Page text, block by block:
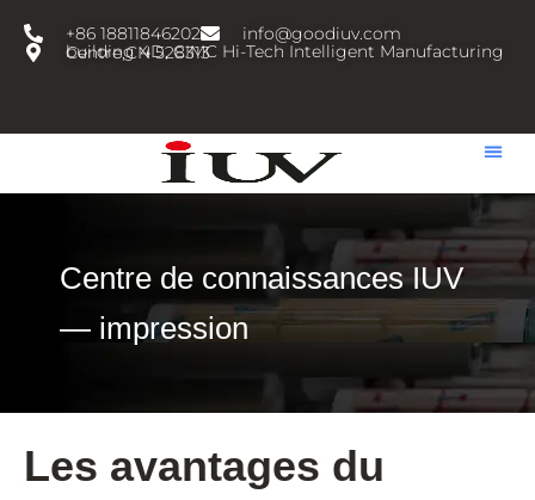
+86 18811846202
info@goodiuv.com
building 4D, CIMC Hi-Tech Intelligent Manufacturing Centre,CN 528313
Centre de connaissances IUV
— impression
Les avantages du